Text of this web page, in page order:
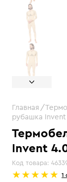
Invent
Код товара:
1
Главная
рубашка